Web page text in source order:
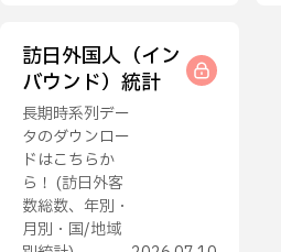
訪日外国人（イン
バウンド）統計
長期時系列デー
タのダウンロー
ドはこちらか
ら！ (訪日外客
数総数、年別・
月別・国/地域